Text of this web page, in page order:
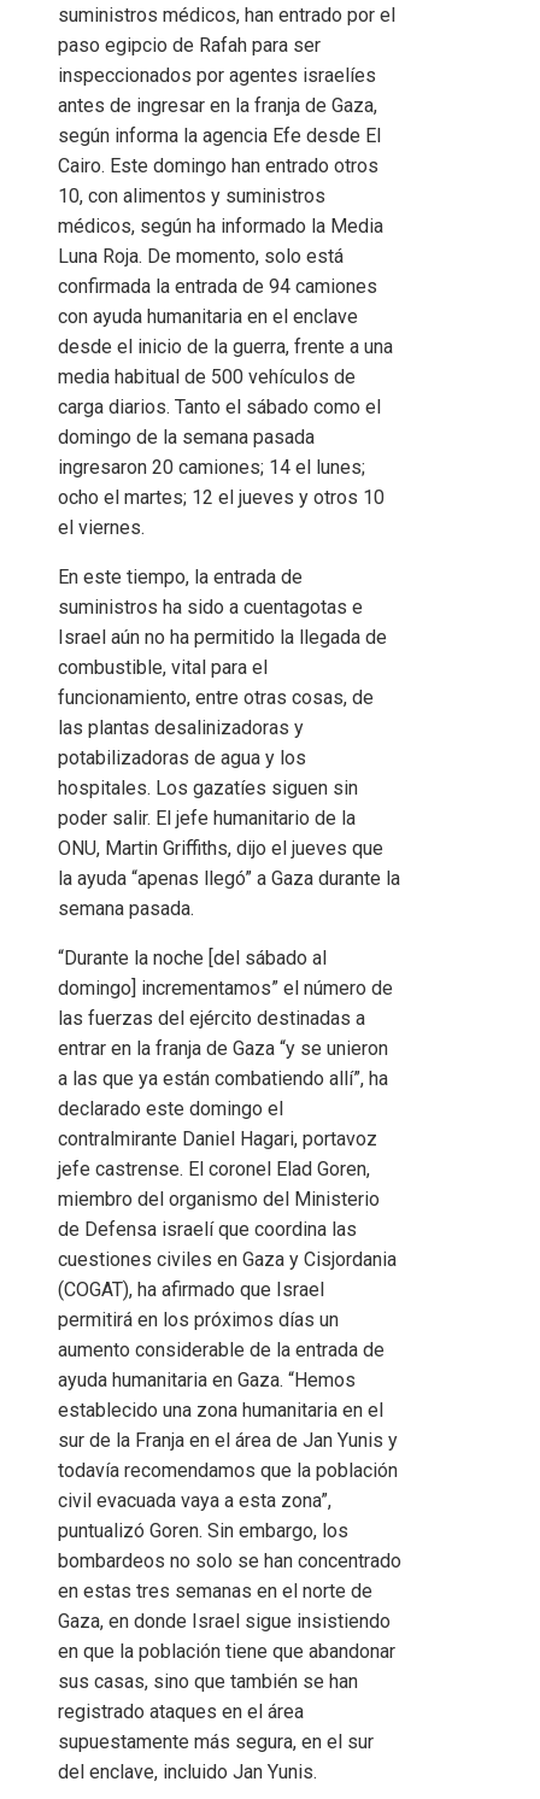
suministros médicos, han entrado por el
paso egipcio de Rafah para ser
inspeccionados por agentes israelíes
antes de ingresar en la franja de Gaza,
según informa la agencia Efe desde El
Cairo. Este domingo han entrado otros
10, con alimentos y suministros
médicos, según ha informado la Media
Luna Roja. De momento, solo está
confirmada la entrada de 94 camiones
con ayuda humanitaria en el enclave
desde el inicio de la guerra, frente a una
media habitual de 500 vehículos de
carga diarios. Tanto el sábado como el
domingo de la semana pasada
ingresaron 20 camiones; 14 el lunes;
ocho el martes; 12 el jueves y otros 10
el viernes.
En este tiempo, la entrada de
suministros ha sido a cuentagotas e
Israel aún no ha permitido la llegada de
combustible, vital para el
funcionamiento, entre otras cosas, de
las plantas desalinizadoras y
potabilizadoras de agua y los
hospitales. Los gazatíes siguen sin
poder salir. El jefe humanitario de la
ONU, Martin Griffiths, dijo el jueves que
la ayuda “apenas llegó” a Gaza durante la
semana pasada.
“Durante la noche [del sábado al
domingo] incrementamos” el número de
las fuerzas del ejército destinadas a
entrar en la franja de Gaza “y se unieron
a las que ya están combatiendo allí”, ha
declarado este domingo el
contralmirante Daniel Hagari, portavoz
jefe castrense. El coronel Elad Goren,
miembro del organismo del Ministerio
de Defensa israelí que coordina las
cuestiones civiles en Gaza y Cisjordania
(COGAT), ha afirmado que Israel
permitirá en los próximos días un
aumento considerable de la entrada de
ayuda humanitaria en Gaza. “Hemos
establecido una zona humanitaria en el
sur de la Franja en el área de Jan Yunis y
todavía recomendamos que la población
civil evacuada vaya a esta zona”,
puntualizó Goren. Sin embargo, los
bombardeos no solo se han concentrado
en estas tres semanas en el norte de
Gaza, en donde Israel sigue insistiendo
en que la población tiene que abandonar
sus casas, sino que también se han
registrado ataques en el área
supuestamente más segura, en el sur
del enclave, incluido Jan Yunis.